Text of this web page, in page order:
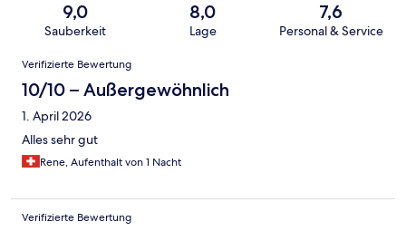
9,0
Sauberkeit
8,0
Lage
7,6
Personal & Service
Bewertungen
Verifizierte Bewertung
10/10 – Außergewöhnlich
1. April 2026
Alles sehr gut
Rene, Aufenthalt von 1 Nacht
Verifizierte Bewertung